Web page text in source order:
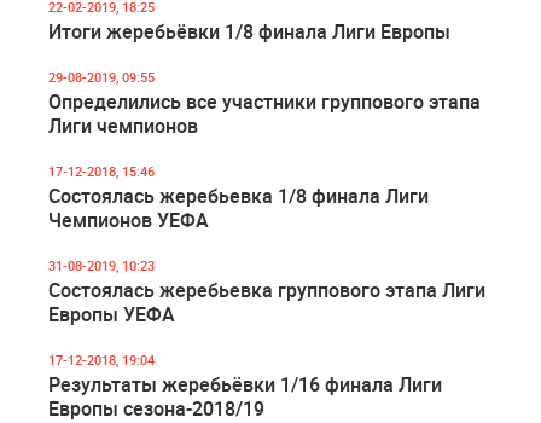
22-02-2019, 18:25
Итоги жеребьёвки 1/8 финала Лиги Европы
29-08-2019, 09:55
Определились все участники группового этапа
Лиги чемпионов
17-12-2018, 15:46
Состоялась жеребьевка 1/8 финала Лиги
Чемпионов УЕФА
31-08-2019, 10:23
Состоялась жеребьевка группового этапа Лиги
Европы УЕФА
17-12-2018, 19:04
Результаты жеребьёвки 1/16 финала Лиги
Европы сезона-2018/19